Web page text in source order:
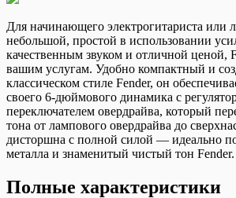
Для начинающего электрогитариста или
небольшой, простой в использовании
качественным звуком и отличной ценой,
вашим услугам. Удобно компактный и
классическом стиле Fender, он
своего 6-дюймового динамика с
переключателем овердрайва, который
тона от лампового овердрайва до
дисторшна с полной силой — идеально
металла и знаменитый чистый тон Fender.
Полные характеристики